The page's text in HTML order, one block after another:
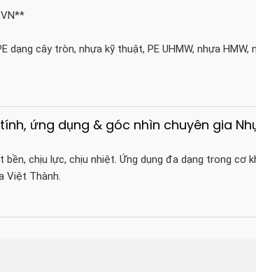
dạng cây tròn, nhựa kỹ thuật, PE UHMW, nhựa HMW,
ứng dụng & góc nhìn chuyên gia
bền, chịu lực, chịu nhiệt. Ứng dụng đa dạng trong cơ
Việt Thành.